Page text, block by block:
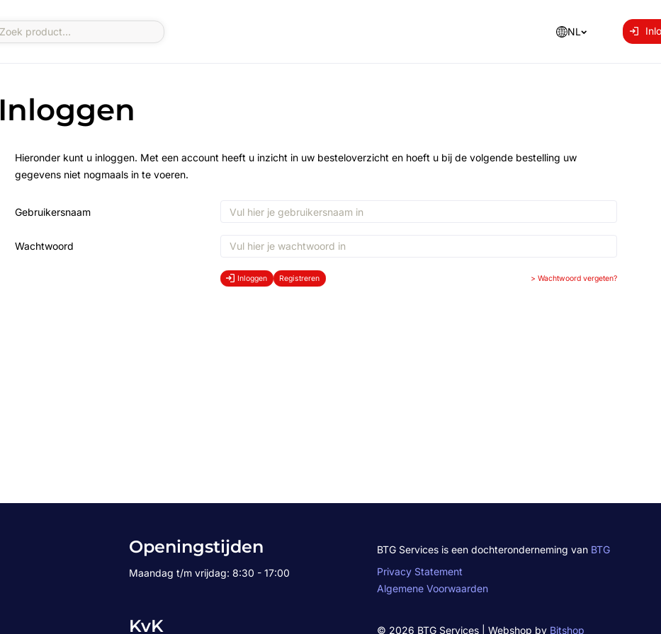
NL
Inloggen
Hieronder kunt u inloggen. Met een account heeft u inzicht in uw besteloverzicht en hoeft u bij de volgende bestelling uw
gegevens niet nogmaals in te voeren.
Gebruikersnaam
Wachtwoord
Inloggen Registreren >Wachtwoord vergeten?
Openingstijden
Maandag t/m vrijdag: 8:30 - 17:00
KvK
BTG Services is een dochteronderneming van BTG
Privacy Statement
Algemene Voorwaarden
© 2026 BTG Services | Webshop by Bitshop